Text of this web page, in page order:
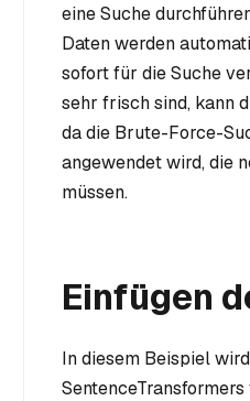
eine Suche
Daten werden
sofort für die Suche
sehr frisch sind, kann
da die Brute-Force-
angewendet wird, die
müssen.
Einfügen
In diesem Beispiel